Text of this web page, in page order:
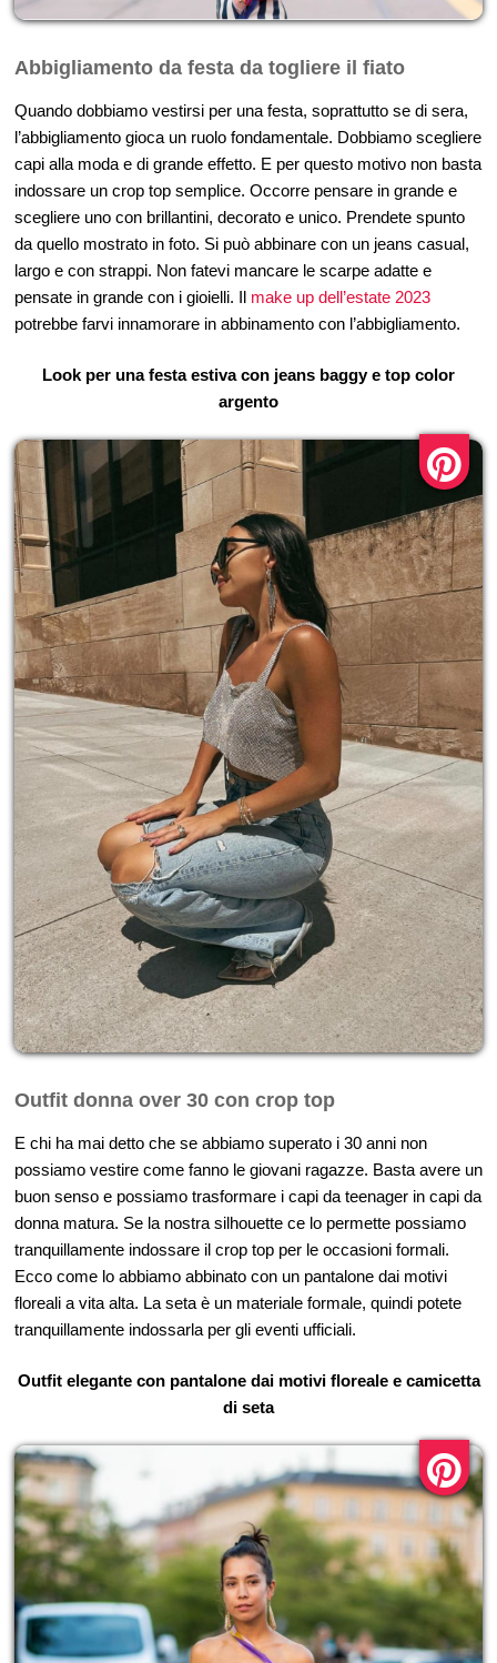
Abbigliamento da festa da togliere il fiato
Quando dobbiamo vestirsi per una festa, soprattutto se di sera,
l’abbigliamento gioca un ruolo fondamentale. Dobbiamo scegliere
capi alla moda e di grande effetto. E per questo motivo non basta
indossare un crop top semplice. Occorre pensare in grande e
scegliere uno con brillantini, decorato e unico. Prendete spunto
da quello mostrato in foto. Si può abbinare con un jeans casual,
largo e con strappi. Non fatevi mancare le scarpe adatte e
pensate in grande con i gioielli. Il make up dell’estate 2023
potrebbe farvi innamorare in abbinamento con l’abbigliamento.
Look per una festa estiva con jeans baggy e top color
argento
Outfit donna over 30 con crop top
E chi ha mai detto che se abbiamo superato i 30 anni non
possiamo vestire come fanno le giovani ragazze. Basta avere un
buon senso e possiamo trasformare i capi da teenager in capi da
donna matura. Se la nostra silhouette ce lo permette possiamo
tranquillamente indossare il crop top per le occasioni formali.
Ecco come lo abbiamo abbinato con un pantalone dai motivi
floreali a vita alta. La seta è un materiale formale, quindi potete
tranquillamente indossarla per gli eventi ufficiali.
Outfit elegante con pantalone dai motivi floreale e camicetta
di seta